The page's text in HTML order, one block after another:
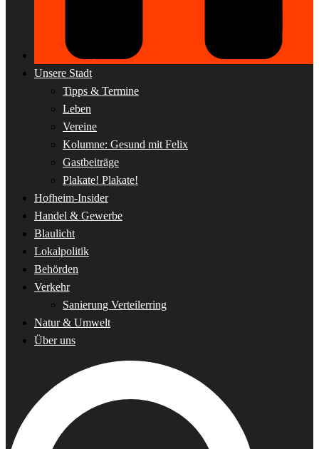
Unsere Stadt
Tipps & Termine
Leben
Vereine
Kolumne: Gesund mit Felix
Gastbeiträge
Plakate! Plakate!
Hofheim-Insider
Handel & Gewerbe
Blaulicht
Lokalpolitik
Behörden
Verkehr
Sanierung Verteilerring
Natur & Umwelt
Über uns